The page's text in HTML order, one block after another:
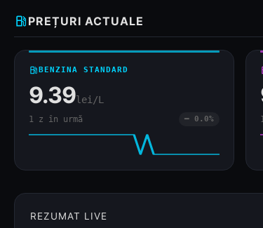
local_gas_station PREȚURI ACTUALE
local_gas_stationBENZINA STANDARD
9.39lei/L
1 z în urmă ━ 0.0%
REZUMAT LIVE